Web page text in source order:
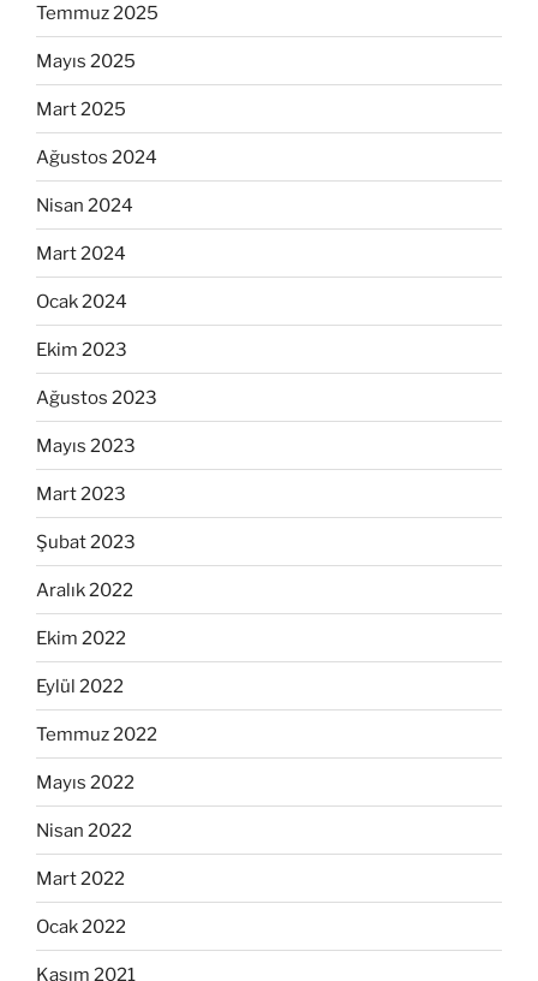
Temmuz 2025
Mayıs 2025
Mart 2025
Ağustos 2024
Nisan 2024
Mart 2024
Ocak 2024
Ekim 2023
Ağustos 2023
Mayıs 2023
Mart 2023
Şubat 2023
Aralık 2022
Ekim 2022
Eylül 2022
Temmuz 2022
Mayıs 2022
Nisan 2022
Mart 2022
Ocak 2022
Kasım 2021